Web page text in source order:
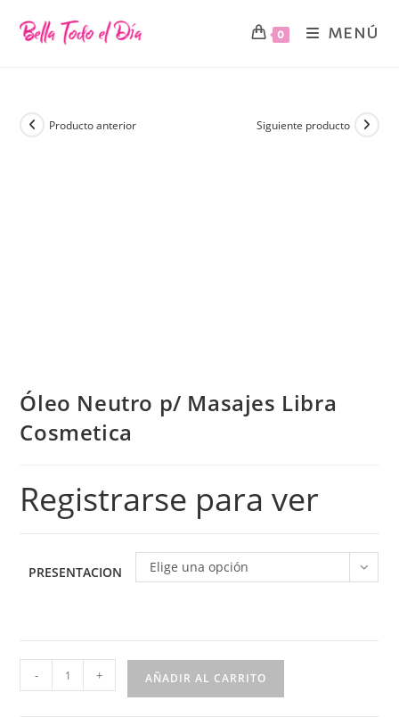
0 MENÚ
Producto anterior Siguiente producto
Óleo Neutro p/ Masajes Libra
Cosmetica
Registrarse para ver
PRESENTACION Elige una opción
- + AÑADIR AL CARRITO